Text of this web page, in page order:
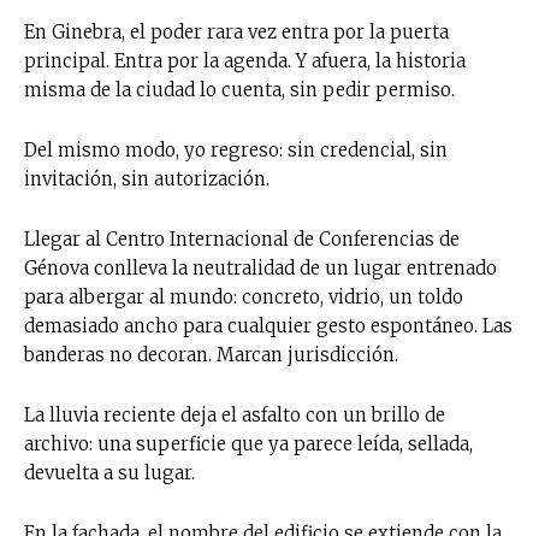
En Ginebra, el poder rara vez entra por la puerta
principal. Entra por la agenda. Y afuera, la historia
misma de la ciudad lo cuenta, sin pedir permiso.
Del mismo modo, yo regreso: sin credencial, sin
invitación, sin autorización.
Llegar al Centro Internacional de Conferencias de
Génova conlleva la neutralidad de un lugar entrenado
para albergar al mundo: concreto, vidrio, un toldo
demasiado ancho para cualquier gesto espontáneo. Las
banderas no decoran. Marcan jurisdicción.
La lluvia reciente deja el asfalto con un brillo de
archivo: una superficie que ya parece leída, sellada,
devuelta a su lugar.